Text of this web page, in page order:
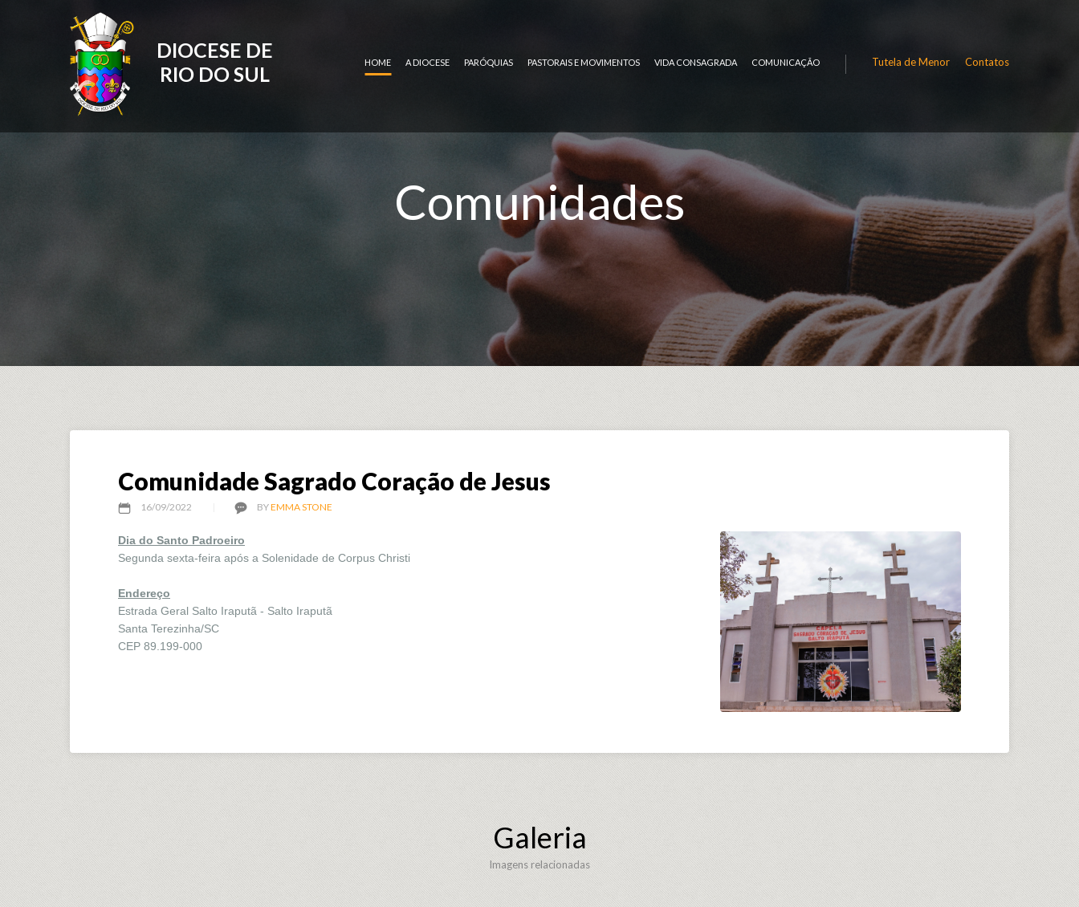
DIOCESE DE
RIO DO SUL
HOME A DIOCESE PARÓQUIAS PASTORAIS E MOVIMENTOS VIDA CONSAGRADA COMUNICAÇÃO Tutela de Menor Contatos
Comunidades
Comunidade Sagrado Coração de Jesus
16/09/2022 BYEMMA STONE
Dia do Santo Padroeiro
Segunda sexta-feira após a Solenidade de Corpus Christi
Endereço
Estrada Geral Salto Iraputã - Salto Iraputã
Santa Terezinha/SC
CEP 89.199-000
Galeria
Imagens relacionadas